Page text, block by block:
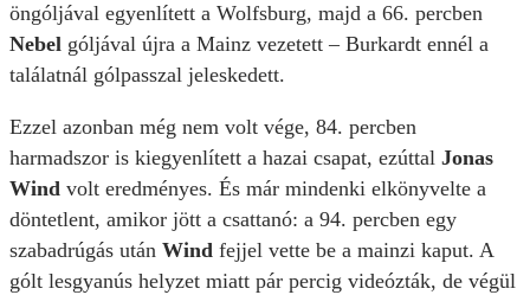
öngóljával egyenlített a Wolfsburg, majd a 66. percben
Nebel góljával újra a Mainz vezetett – Burkardt ennél a
találatnál gólpasszal jeleskedett.
Ezzel azonban még nem volt vége, 84. percben
harmadszor is kiegyenlített a hazai csapat, ezúttal Jonas
Wind volt eredményes. És már mindenki elkönyvelte a
döntetlent, amikor jött a csattanó: a 94. percben egy
szabadrúgás után Wind fejjel vette be a mainzi kaput. A
gólt lesgyanús helyzet miatt pár percig videózták, de végül